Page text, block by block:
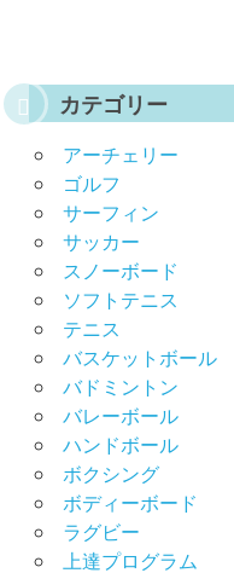
カテゴリー
アーチェリー
ゴルフ
サーフィン
サッカー
スノーボード
ソフトテニス
テニス
バスケットボール
バドミントン
バレーボール
ハンドボール
ボクシング
ボディーボード
ラグビー
上達プログラム